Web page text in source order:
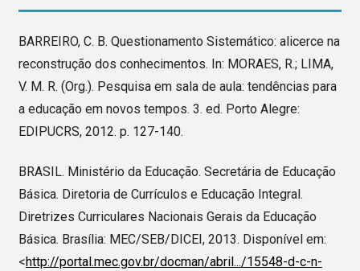
BARREIRO, C. B. Questionamento Sistemático: alicerce na
reconstrução dos conhecimentos. In: MORAES, R.; LIMA,
V. M. R. (Org.). Pesquisa em sala de aula: tendências para
a educação em novos tempos. 3. ed. Porto Alegre:
EDIPUCRS, 2012. p. 127-140.
BRASIL. Ministério da Educação. Secretária de Educação
Básica. Diretoria de Currículos e Educação Integral.
Diretrizes Curriculares Nacionais Gerais da Educação
Básica. Brasília: MEC/SEB/DICEI, 2013. Disponível em:
<http://portal.mec.gov.br/docman/abril.../15548-d-c-n-